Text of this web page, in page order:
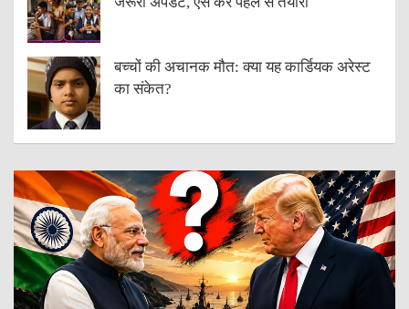
बच्चों की अचानक मौत: क्या यह कार्डियक अरेस्ट
का संकेत?